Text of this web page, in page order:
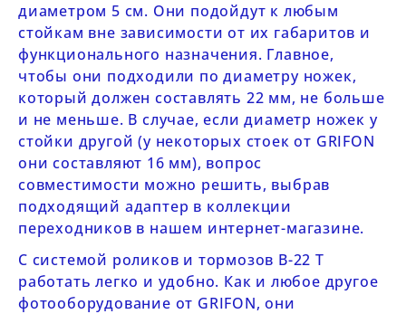
диаметром 5 см. Они подойдут к любым
стойкам вне зависимости от их габаритов и
функционального назначения. Главное,
чтобы они подходили по диаметру ножек,
который должен составлять 22 мм, не больше
и не меньше. В случае, если диаметр ножек у
стойки другой (у некоторых стоек от GRIFON
они составляют 16 мм), вопрос
совместимости можно решить, выбрав
подходящий адаптер в коллекции
переходников в нашем интернет-магазине.
С системой роликов и тормозов B-22 Т
работать легко и удобно. Как и любое другое
фотооборудование от GRIFON, они